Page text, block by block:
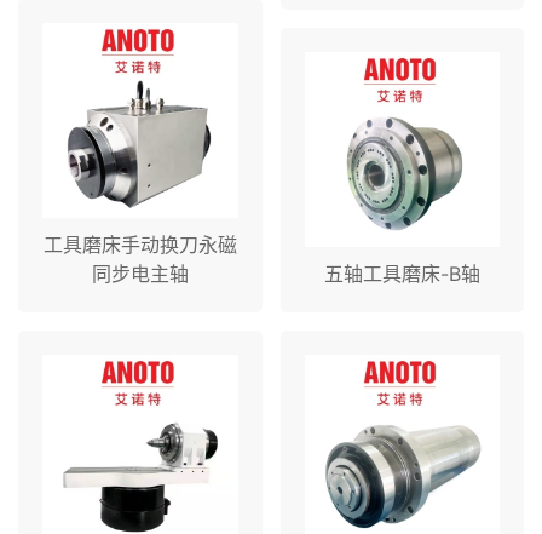
工具磨床手动换刀永磁
同步电主轴
五轴工具磨床-B轴